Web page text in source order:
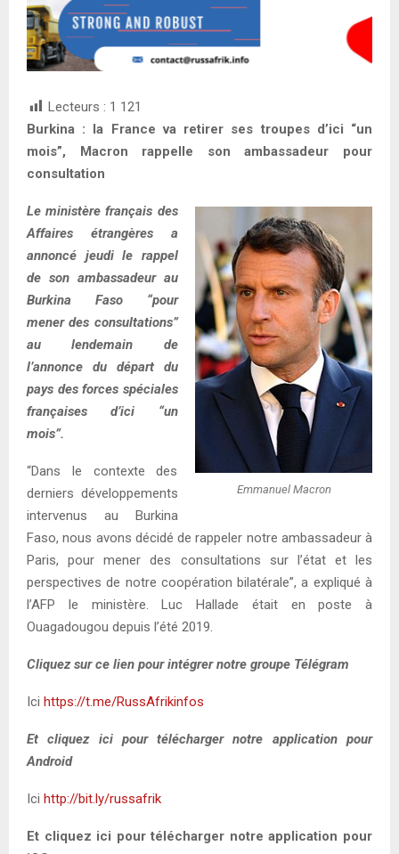
Lecteurs : 1 121
Burkina : la France va retirer ses troupes d’ici “un
mois”, Macron rappelle son ambassadeur pour
consultation
Emmanuel Macron
Le ministère français des
Affaires étrangères a
annoncé jeudi le rappel
de son ambassadeur au
Burkina Faso “pour
mener des consultations”
au lendemain de
l’annonce du départ du
pays des forces spéciales
françaises d’ici “un
mois”.
“Dans le contexte des
derniers développements
intervenus au Burkina
Faso, nous avons décidé de rappeler notre ambassadeur à
Paris, pour mener des consultations sur l’état et les
perspectives de notre coopération bilatérale”, a expliqué à
l’AFP le ministère. Luc Hallade était en poste à
Ouagadougou depuis l’été 2019.
Cliquez sur ce lien pour intégrer notre groupe Télégram
Ici https://t.me/RussAfrikinfos
Et cliquez ici pour télécharger notre application pour
Android
Ici http://bit.ly/russafrik
Et cliquez ici pour télécharger notre application pour